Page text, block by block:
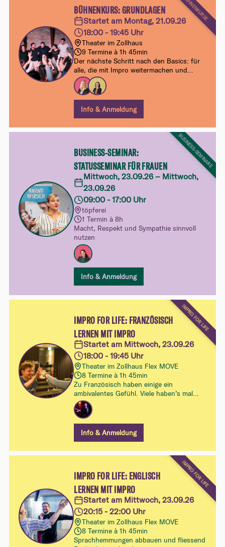
BÜHNENKURSE
BÜHNENKURS: GRUNDLAGEN
Startet am Montag, 21.09.26
18:00 - 19:45 Uhr
Theater im Zollhaus
9 Termine à 1h 45min
Der nächste Schritt nach den Basics: für
alle, die mit Impro weitermachen und
entdecken wollen, wie Szenen und
Comedy auf der Bühne lebendig werden.
Am Ende des Kurses kannst du das
Erarbeitete in einer ersten Werkschau vor
einem wohlwollenden Publikum
Info & Anmeldung
BUSINESS-SEMINARE
BUSINESS-SEMINAR:
STATUSSEMINAR FÜR FRAUEN
Mittwoch, 23.09.26 – Mittwoch,
23.09.26
09:00 - 17:00 Uhr
töpferei
1 Termin à 8h
Macht, Respekt und Sympathie sinnvoll
nutzen
Info & Anmeldung
IMPRO FOR LIFE
IMPRO FOR LIFE: FRANZÖSISCH
LERNEN MIT IMPRO
Startet am Mittwoch, 23.09.26
18:00 - 19:45 Uhr
Theater im Zollhaus Flex MOVE
8 Termine à 1h 45min
Zu Französisch haben einige ein
ambivalentes Gefühl. Viele haben’s mal
gelernt und fühlen sich aber nicht wohl
damit: Irgendwo zwischen Schulbank,
Vocabulaire lernen und „Je ne sais pas“ ist
einigen die Lust verloren gegangen –
In diesem brandneuen Workshop
entdeckst du dein Französisch auf
spielerische Weise wieder. Unser Impro-
Ansatz verbindet Sprachenlernen mit der
Leichtigkeit, Spielfreude und Spontaneität
der Improvisation. Im Mittelpunkt steht
nicht Perfektion, sondern das mutige
Ausprobieren: sprechen, reagieren, lachen,
weitermachen. Ideal, um mit Freude ins
Französisch zu kommen, Hemmungen
Info & Anmeldung
IMPRO FOR LIFE
IMPRO FOR LIFE: ENGLISCH
LERNEN MIT IMPRO
Startet am Mittwoch, 23.09.26
20:15 - 22:00 Uhr
Theater im Zollhaus Flex MOVE
8 Termine à 1h 45min
Sprachhemmungen abbauen und fliessend